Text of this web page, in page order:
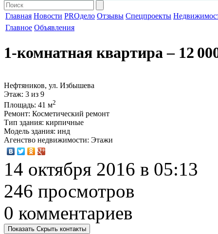
Главная Новости PROдело Отзывы Спецпроекты
Главное Объявления
1-комнатная квартира‒ 12
Нефтяников, ул. Избышева
Этаж: 3 из 9
Площадь: 41 м2
Ремонт: Косметический ремонт
Тип здания: кирпичные
Модель здания: инд
Агенство недвижимости: Этажи
14 октября 2016 в 05:13
246 просмотров
0 комментариев
Показать Скрыть контакты